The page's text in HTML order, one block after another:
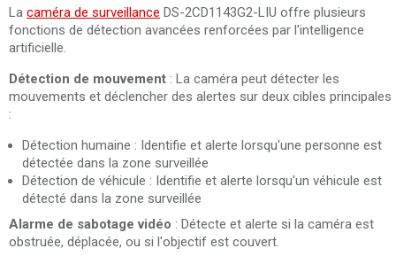
La caméra de surveillance DS-2CD1143G2-LIU offre plusieurs
fonctions de détection avancées renforcées par l'intelligence
artificielle.
Détection de mouvement : La caméra peut détecter les
mouvements et déclencher des alertes sur deux cibles principales
:
Détection humaine : Identifie et alerte lorsqu'une personne est
détectée dans la zone surveillée
Détection de véhicule : Identifie et alerte lorsqu'un véhicule est
détecté dans la zone surveillée
Alarme de sabotage vidéo : Détecte et alerte si la caméra est
obstruée, déplacée, ou si l'objectif est couvert.